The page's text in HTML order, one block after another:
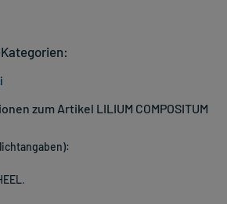
zum Artikel LILIUM COMPOSITUM
.